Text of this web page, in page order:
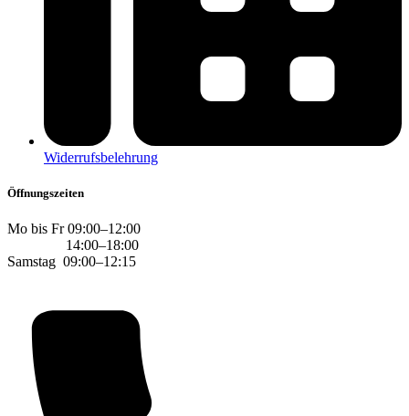
Widerrufsbelehrung
Öffnungszeiten
Mo bis Fr 09:00–12:00
14:00–18:00
Samstag 09:00–12:15